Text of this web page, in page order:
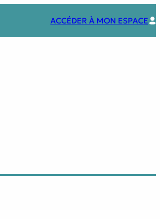
ACCÉDER À MON ESPACE